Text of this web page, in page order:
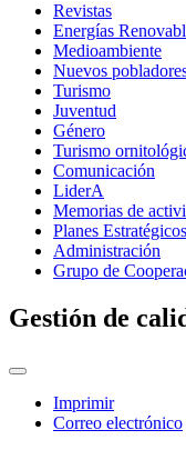
Revistas
Energías
Medioambiente
Nuevos
Turismo
Juventud
Género
Turismo
Comunicación
LiderA
Memorias de
Planes Estratégicos
Administración
Grupo de
Gestión de
Imprimir
Correo electrónico